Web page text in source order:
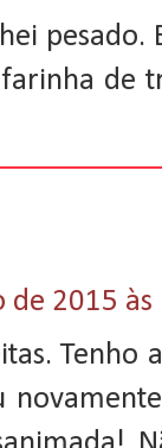
de
de 2015 às